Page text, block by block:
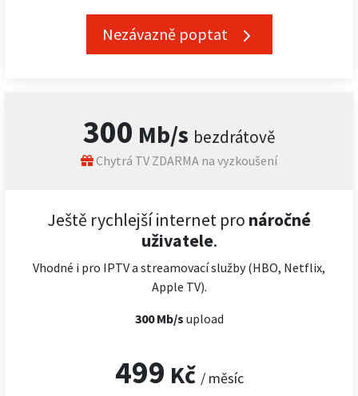
Nezávazně poptat
300 Mb/s bezdrátově
Chytrá TV ZDARMA na vyzkoušení
Ještě rychlejší internet pro náročné
uživatele.
Vhodné i pro IPTV a streamovací služby (HBO, Netflix,
Apple TV).
300 Mb/s upload
499 Kč / měsíc